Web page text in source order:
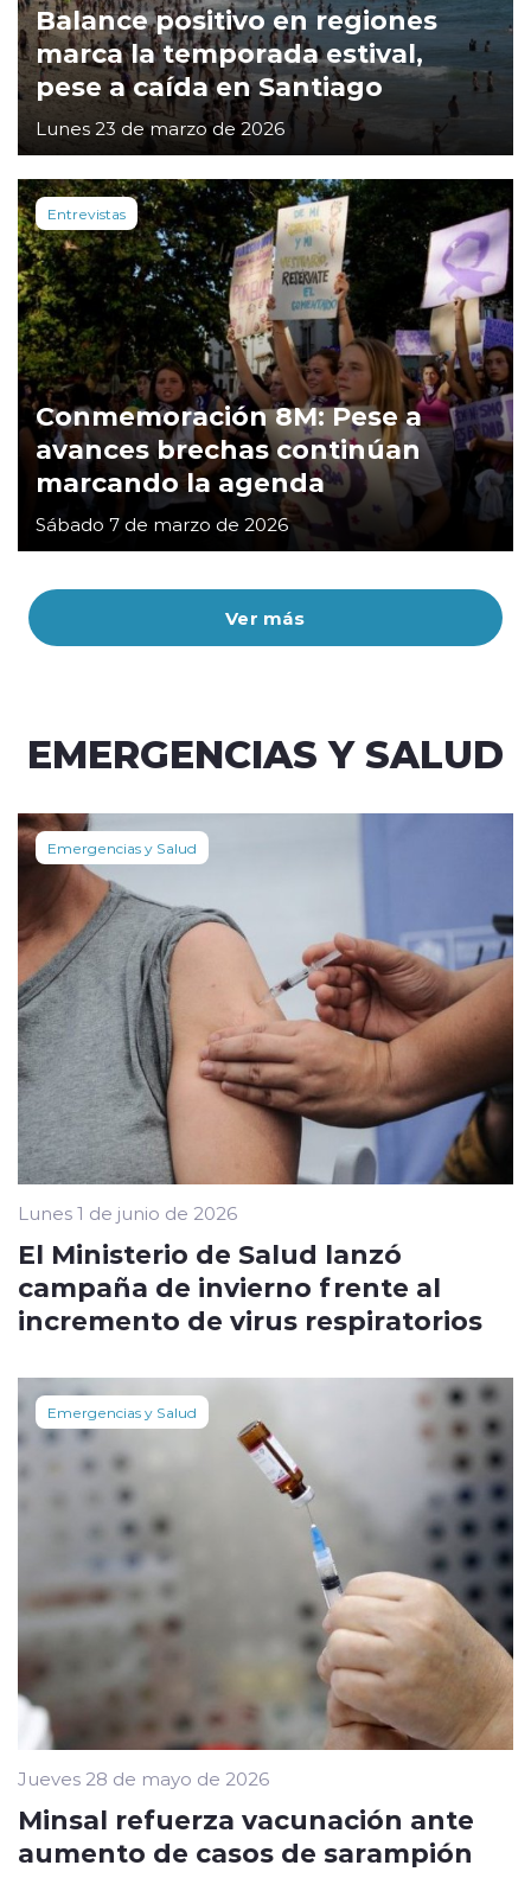
Ver más
Balance positivo en regiones
marca la temporada estival,
pese a caída en Santiago
Lunes 23 de marzo de 2026
Entrevistas
Conmemoración 8M: Pese a
avances brechas continúan
marcando la agenda
Sábado 7 de marzo de 2026
EMERGENCIAS Y SALUD
Emergencias y Salud
Lunes 1 de junio de 2026
El Ministerio de Salud lanzó
campaña de invierno frente al
incremento de virus respiratorios
Emergencias y Salud
Jueves 28 de mayo de 2026
Minsal refuerza vacunación ante
aumento de casos de sarampión